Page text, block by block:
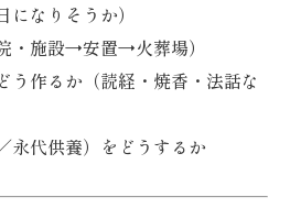
になりそうか）
・施設→安置→火葬場）
う作るか（読経・焼香・法話な
永代供養）をどうするか